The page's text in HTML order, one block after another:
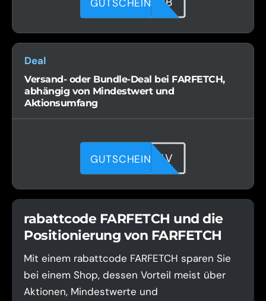
GUTSCHEIN
Deal
Versand- oder Bundle-Deal bei FARFETCH,
abhängig von Mindestwert und
Aktionsumfang
DUH00N1HV
GUTSCHEIN
rabattcode FARFETCH und die
Positionierung von FARFETCH
Mit einem rabattcode FARFETCH sparen Sie
bei einem Shop, dessen Vorteil meist über
Aktionen, Mindestwerte und